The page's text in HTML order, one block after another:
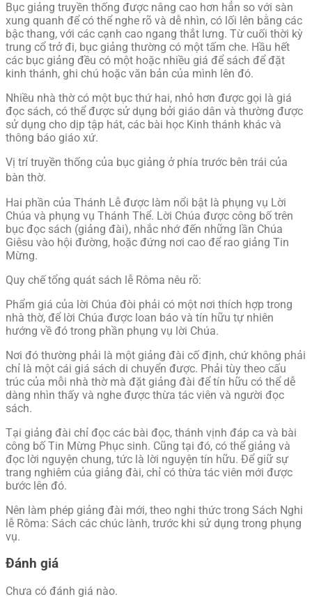
Bục giảng truyền thống được nâng cao hơn hẳn so với sàn
xung quanh để có thể nghe rõ và dễ nhìn, có lối lên bằng các
bậc thang, với các cạnh cao ngang thắt lưng. Từ cuối thời kỳ
trung cổ trở đi, bục giảng thường có một tấm che. Hầu hết
các bục giảng đều có một hoặc nhiều giá để sách để đặt
kinh thánh, ghi chú hoặc văn bản của mình lên đó.
Nhiều nhà thờ có một bục thứ hai, nhỏ hơn được gọi là giá
đọc sách, có thể được sử dụng bởi giáo dân và thường được
sử dụng cho dịp tập hát, các bài học Kinh thánh khác và
thông báo giáo xứ.
Vị trí truyền thống của bục giảng ở phía trước bên trái của
bàn thờ.
Hai phần của Thánh Lễ được làm nổi bật là phụng vụ Lời
Chúa và phụng vụ Thánh Thể. Lời Chúa được công bố trên
bục đọc sách (giảng đài), nhắc nhớ đến những lần Chúa
Giêsu vào hội đường, hoặc đứng nơi cao để rao giảng Tin
Mừng.
Quy chế tổng quát sách lễ Rôma nêu rõ:
Phẩm giá của lời Chúa đòi phải có một nơi thích hợp trong
nhà thờ, để lời Chúa được loan báo và tín hữu tự nhiên
hướng về đó trong phần phụng vụ lời Chúa.
Nơi đó thường phải là một giảng đài cố định, chứ không phải
chỉ là một cái giá sách di chuyển được. Phải tùy theo cấu
trúc của mỗi nhà thờ mà đặt giảng đài để tín hữu có thể dễ
dàng nhìn thấy và nghe được thừa tác viên và người đọc
sách.
Tại giảng đài chỉ đọc các bài đọc, thánh vịnh đáp ca và bài
công bố Tin Mừng Phục sinh. Cũng tại đó, có thể giảng và
đọc lời nguyện chung, tức là lời nguyện tín hữu. Ðể giữ sự
trang nghiêm của giảng đài, chỉ có thừa tác viên mới được
bước lên đó.
Nên làm phép giảng đài mới, theo nghi thức trong Sách Nghi
lễ Rôma: Sách các chúc lành, trước khi sử dụng trong phụng
vụ.
Đánh giá
Chưa có đánh giá nào.